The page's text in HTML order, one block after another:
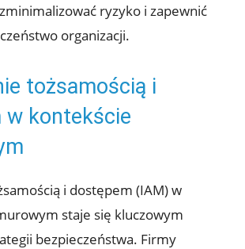
ryzyko i zapewnić
organizacji.
tożsamością i
⁢w kontekście
i dostępem (IAM) w⁢
staje się kluczowym‌
bezpieczeństwa. Firmy